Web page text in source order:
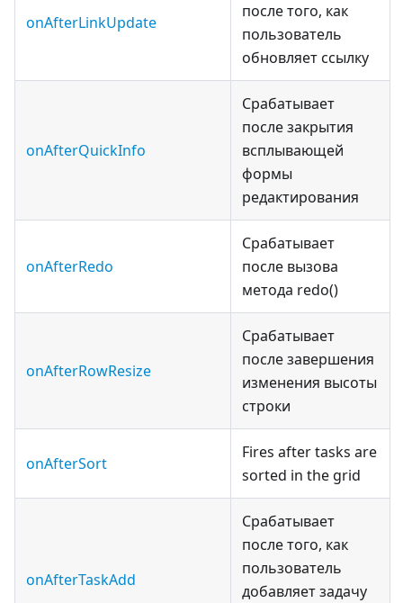
onAfterLinkUpdate
после того, как
пользователь
обновляет ссылку
onAfterQuickInfo
Срабатывает
после закрытия
всплывающей
формы
редактирования
onAfterRedo
Срабатывает
после вызова
метода redo()
onAfterRowResize
Срабатывает
после завершения
изменения высоты
строки
onAfterSort
Fires after tasks are
sorted in the grid
onAfterTaskAdd
Срабатывает
после того, как
пользователь
добавляет задачу